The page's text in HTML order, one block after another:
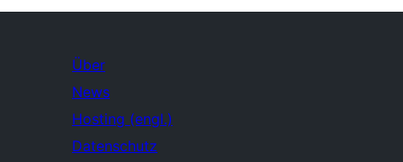
Über
News
Hosting (engl.)
Datenschutz